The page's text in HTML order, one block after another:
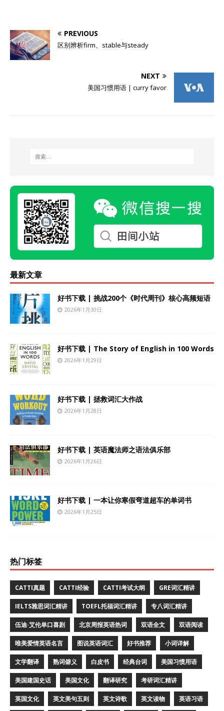
PREVIOUS
区别辨析firm、stable与steady
NEXT
美国习惯用语 | curry favor
最新文章
好书下载 | 挑战200个《时代周刊》核心高频短语
2026年1月30日
好书下载 | The Story of English in 100 Words
2026年1月29日
好书下载 | 拯救词汇大作战
2026年1月28日
好书下载 | 英语魔法师之语法俱乐部
2026年1月26日
好书下载 | 一本让你寒假弯道超车的单词书
2026年1月25日
热门标签
CATTI真题 CATTI经验 CATTI考试大纲 GRE词汇精讲
IELTS雅思词汇精讲 TOEFL托福词汇精讲 专八词汇精讲
伍迪·艾伦单口喜剧 北京周报英语热词 双语全文 双语阅读
唯美爱情英语名言 图说英语词汇 好书推荐 小词详解
文学翻译 熟词僻义 白皮书 经典台词 美国习惯用语
美国建国史话 美国文化 翻译研究 考研词汇精讲
英国文化 英文美句五则 英文诗歌 英文读物 英语习语